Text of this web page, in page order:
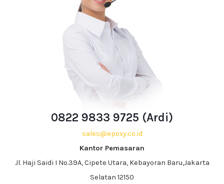
0822 9833 9725 (Ardi)
sales@epoxy.co.id
Kantor Pemasaran
Jl. Haji Saidi I No.39A, Cipete Utara, Kebayoran Baru,Jakarta
Selatan 12150